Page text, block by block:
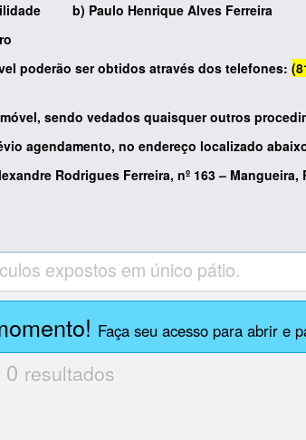
b) Paulo Henrique Alves Ferreira
poderão ser obtidos através dos telefones:
sendo vedados quaisquer outros
agendamento, no endereço localizado
Rodrigues Ferreira, nº 163 – Mangueira,
expostos em único pátio.
Faça seu acesso para abrir e
0 resultados